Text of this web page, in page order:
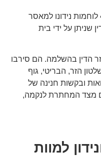
19 הלוחמים נידונו למוות בתלייה. 4 לוחמות נידונו למאסר
שניתן על ידי בית
הדין בהשלמה. הם סירבו
הזר, הבריטי, גוף
ובקשות חנינה של
מצד המחתרת לנקמה,
למוות